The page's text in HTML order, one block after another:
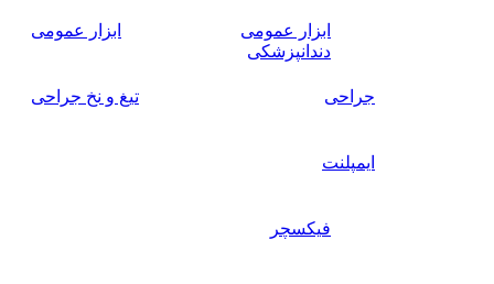
ابزار عمومی
دندانپزشکی
ابزار عمومی
جراحی تیغ و نخ جراحی
ایمپلنت
فیکسچر